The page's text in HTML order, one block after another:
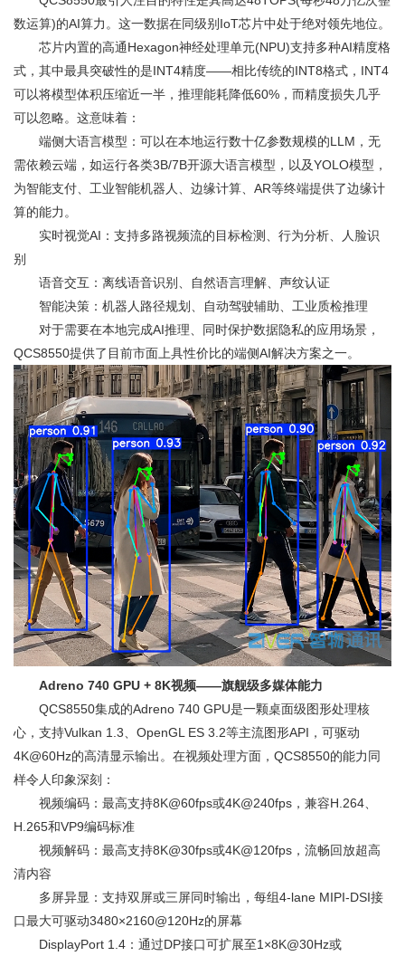
数运算)的AI算力。这一数据在同级别IoT芯片中处于绝对领先地位。
芯片内置的高通Hexagon神经处理单元(NPU)支持多种AI精度格
式，其中最具突破性的是INT4精度——相比传统的INT8格式，INT4
可以将模型体积压缩近一半，推理能耗降低60%，而精度损失几乎
可以忽略。这意味着：
端侧大语言模型：可以在本地运行数十亿参数规模的LLM，无
需依赖云端，如运行各类3B/7B开源大语言模型，以及YOLO模型，
为智能支付、工业智能机器人、边缘计算、AR等终端提供了边缘计
算的能力。
实时视觉AI：支持多路视频流的目标检测、行为分析、人脸识
别
语音交互：离线语音识别、自然语言理解、声纹认证
智能决策：机器人路径规划、自动驾驶辅助、工业质检推理
对于需要在本地完成AI推理、同时保护数据隐私的应用场景，
QCS8550提供了目前市面上具性价比的端侧AI解决方案之一。
Adreno 740 GPU + 8K视频——旗舰级多媒体能力
QCS8550集成的Adreno 740 GPU是一颗桌面级图形处理核
心，支持Vulkan 1.3、OpenGL ES 3.2等主流图形API，可驱动
4K@60Hz的高清显示输出。在视频处理方面，QCS8550的能力同
样令人印象深刻：
视频编码：最高支持8K@60fps或4K@240fps，兼容H.264、
H.265和VP9编码标准
视频解码：最高支持8K@30fps或4K@120fps，流畅回放超高
清内容
多屏异显：支持双屏或三屏同时输出，每组4-lane MIPI-DSI接
口最大可驱动3480×2160@120Hz的屏幕
DisplayPort 1.4：通过DP接口可扩展至1×8K@30Hz或